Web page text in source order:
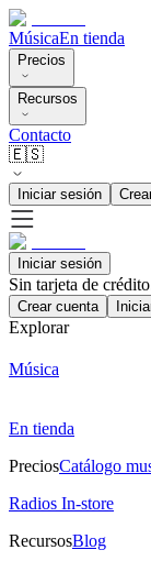
MúsicaEn tienda
Precios
Recursos
Contacto
🇪🇸
Iniciar sesión
Iniciar sesión
Sin tarjeta de
Crear cuenta
Explorar
Música
En tienda
PreciosCatálogo
Radios In-store
RecursosBlog